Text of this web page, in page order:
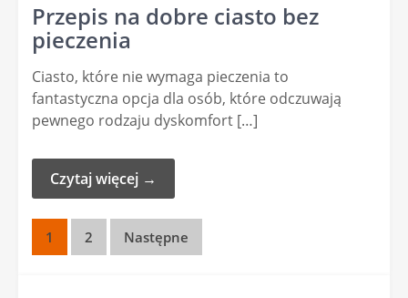
Przepis na dobre ciasto bez
pieczenia
Ciasto, które nie wymaga pieczenia to
fantastyczna opcja dla osób, które odczuwają
pewnego rodzaju dyskomfort […]
Czytaj więcej →
Stronicowanie
1 2 Następne